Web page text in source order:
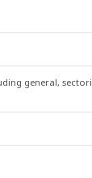
general,